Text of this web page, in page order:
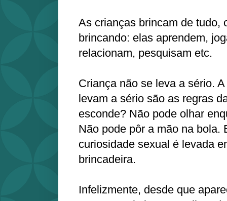
As crianças brincam de tudo,
brincando: elas aprendem,
relacionam, pesquisam etc.
Criança não se leva a sério.
levam a sério são as regras
esconde? Não pode olhar
Não pode pôr a mão na bola.
curiosidade sexual é levada
brincadeira.
Infelizmente, desde que